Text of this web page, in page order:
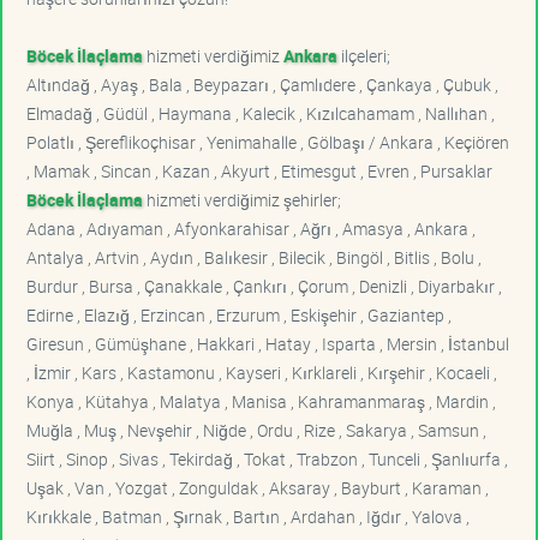
Böcek İlaçlama hizmeti verdiğimiz Ankara ilçeleri;
Altındağ , Ayaş , Bala , Beypazarı , Çamlıdere , Çankaya , Çubuk ,
Elmadağ , Güdül , Haymana , Kalecik , Kızılcahamam , Nallıhan ,
Polatlı , Şereflikoçhisar , Yenimahalle , Gölbaşı / Ankara , Keçiören
, Mamak , Sincan , Kazan , Akyurt , Etimesgut , Evren , Pursaklar
Böcek İlaçlama hizmeti verdiğimiz şehirler;
Adana , Adıyaman , Afyonkarahisar , Ağrı , Amasya , Ankara ,
Antalya , Artvin , Aydın , Balıkesir , Bilecik , Bingöl , Bitlis , Bolu ,
Burdur , Bursa , Çanakkale , Çankırı , Çorum , Denizli , Diyarbakır ,
Edirne , Elazığ , Erzincan , Erzurum , Eskişehir , Gaziantep ,
Giresun , Gümüşhane , Hakkari , Hatay , Isparta , Mersin , İstanbul
, İzmir , Kars , Kastamonu , Kayseri , Kırklareli , Kırşehir , Kocaeli ,
Konya , Kütahya , Malatya , Manisa , Kahramanmaraş , Mardin ,
Muğla , Muş , Nevşehir , Niğde , Ordu , Rize , Sakarya , Samsun ,
Siirt , Sinop , Sivas , Tekirdağ , Tokat , Trabzon , Tunceli , Şanlıurfa ,
Uşak , Van , Yozgat , Zonguldak , Aksaray , Bayburt , Karaman ,
Kırıkkale , Batman , Şırnak , Bartın , Ardahan , Iğdır , Yalova ,